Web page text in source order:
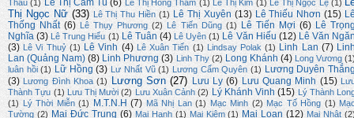
Thấu (1) Lê Thị Cẩm Tú (6) Lê Thị Hồng Thắm (1) Lê Thị Kim (1) Lê Thị Ngọc Lệ (1)
Thị Ngọc Nữ (33) Lê Thị Thu Hiền (1) Lê Thị Xuyên (13) Lê Thiếu Nhơn (15)
Thống Nhất (6) Lê Thụy Phương (2) Lê Tiến Dũng (1) Lê Tiến Mợi (6) Lê
Nghĩa (3) Lê Trung Hiếu (1) Lê Tuân (4) Lê Uyên (1) Lê Văn Hiếu (12) Lê Văn
(3) Lê Vi Thuỷ (1) Lê Vinh (4) Lê Xuân Tiến (1) Lindsay Polak (1) Linh Lan (7)
Lan (Quảng Nam) (8) Linh Phương (3) Linh Thy (2) Long Khánh (4) Long Vương
luân hồi (1) Lữ Hồng (3) Lư Nhất Vũ (1) Lương Cẩm Quyên (1) Lương Duyên
(3) Lương Đình Khoa (1) Lương Sơn (27) Lưu Ly (6) Lưu Quang Minh (15)
Thành Tựu (1) Lưu Thị Mười (2) Lưu Xuân Cảnh (2) Lý Khánh Vinh (15) Lý Thành
(1)
Lý Thời Miễn (1) M.T.N.H (7) Mã Nhị Lan (1) Mạc Minh (2) Mạc Tố Hồng (1)
Tường (2) Mai Đức Trung (6) Mai Hạnh (1) Mai Kiệm (1) Mai Loan (12) Mai Nhật